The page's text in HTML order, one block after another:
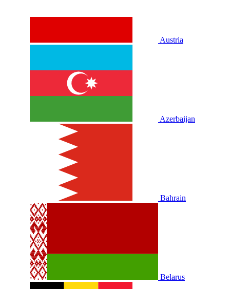
Austria
Azerbaijan
Bahrain
Belarus